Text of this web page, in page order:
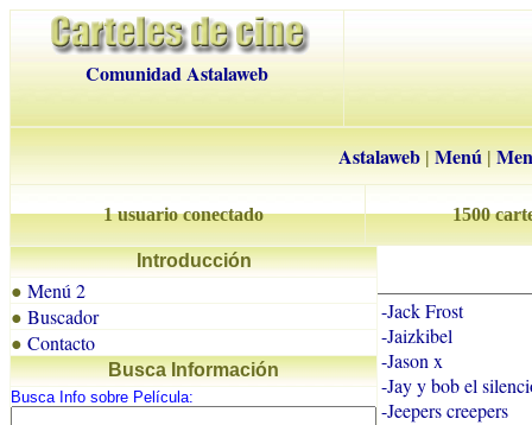
Comunidad Astalaweb
Astalaweb| Menú|
1 usuario conectado 1500
Introducción
● Menú 2
● Buscador
● Contacto
Busca Información
Busca Info sobre Película:
-Jack Frost
-Jaizkibel
-Jason x
-Jay y bob el
-Jeepers creepers